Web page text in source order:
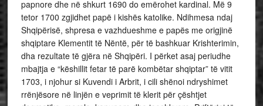
papnore dhe në shkurt 1690 do emërohet kardinal. Më 9
tetor 1700 zgjidhet papë i kishës katolike. Ndihmesa ndaj
Shqipërisë, shpresa e vazhdueshme e papës me origjinë
shqiptare Klementit të Nëntë, për të bashkuar Krishterimin,
dha rezultate të gjëra në Shqipëri. I përket asaj periudhe
mbajtja e “këshillit fetar të parë kombëtar shqiptar” të vitit
1703, i njohur si Kuvendi i Arbrit, i cili shënoi ndryshimet
rrënjësore në linjën e veprimit të klerit për çështjet